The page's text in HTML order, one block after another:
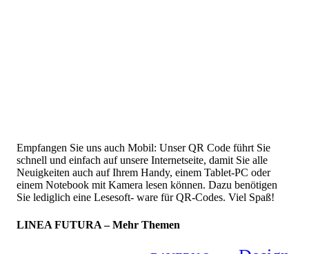
Empfangen Sie uns auch Mobil: Unser QR Code führt Sie
schnell und einfach auf unsere Internetseite, damit Sie alle
Neuigkeiten auch auf Ihrem Handy, einem Tablet-PC oder
einem Notebook mit Kamera lesen können. Dazu benötigen
Sie lediglich eine Lesesoft- ware für QR-Codes. Viel Spaß!
LINEA FUTURA – Mehr Themen